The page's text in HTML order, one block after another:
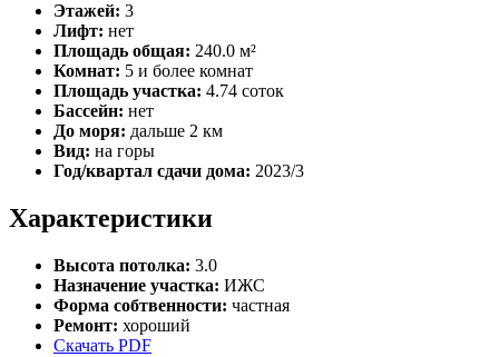
Этажей: 3
Лифт: нет
Площадь общая: 240.0 м²
Комнат: 5 и более комнат
Площадь участка: 4.74 соток
Бассейн: нет
До моря: дальше 2 км
Вид: на горы
Год/квартал сдачи дома: 2023/3
Характеристики
Высота потолка: 3.0
Назначение участка: ИЖС
Форма собтвенности: частная
Ремонт: хороший
Скачать PDF